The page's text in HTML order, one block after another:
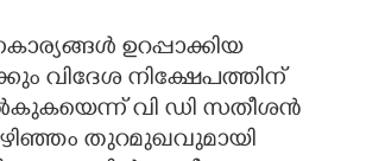
ഉറപ്പാക്കിയ
വിദേശ നിക്ഷേപത്തിന്
വി ഡി സതീശൻ
തുറമുഖവുമായി